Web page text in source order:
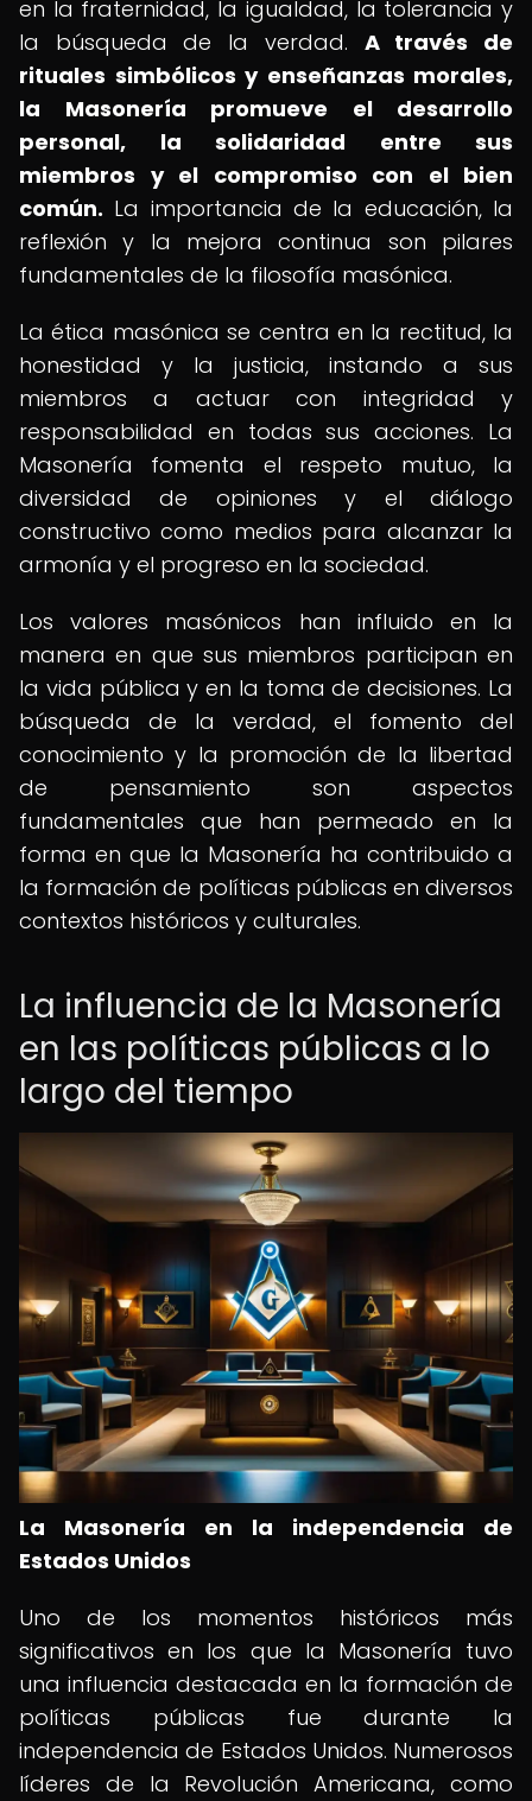
en la fraternidad, la igualdad, la tolerancia y
la búsqueda de la verdad. A través de
rituales simbólicos y enseñanzas morales,
la Masonería promueve el desarrollo
personal, la solidaridad entre sus
miembros y el compromiso con el bien
común. La importancia de la educación, la
reflexión y la mejora continua son pilares
fundamentales de la filosofía masónica.
La ética masónica se centra en la rectitud, la
honestidad y la justicia, instando a sus
miembros a actuar con integridad y
responsabilidad en todas sus acciones. La
Masonería fomenta el respeto mutuo, la
diversidad de opiniones y el diálogo
constructivo como medios para alcanzar la
armonía y el progreso en la sociedad.
Los valores masónicos han influido en la
manera en que sus miembros participan en
la vida pública y en la toma de decisiones. La
búsqueda de la verdad, el fomento del
conocimiento y la promoción de la libertad
de pensamiento son aspectos
fundamentales que han permeado en la
forma en que la Masonería ha contribuido a
la formación de políticas públicas en diversos
contextos históricos y culturales.
La influencia de la Masonería
en las políticas públicas a lo
largo del tiempo
La Masonería en la independencia de
Estados Unidos
Uno de los momentos históricos más
significativos en los que la Masonería tuvo
una influencia destacada en la formación de
políticas públicas fue durante la
independencia de Estados Unidos. Numerosos
líderes de la Revolución Americana, como